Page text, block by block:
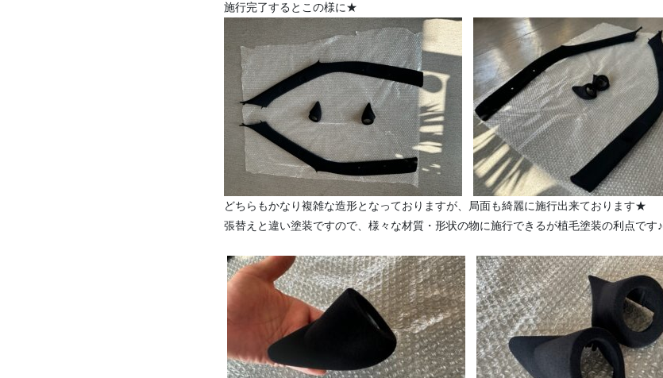
施行完了するとこの様に★
どちらもかなり複雑な造形となっておりますが、局面も綺麗に施行出来ております★
張替えと違い塗装ですので、様々な材質・形状の物に施行できるが植毛塗装の利点です♪